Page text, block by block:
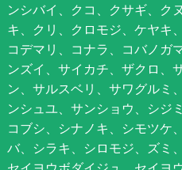
ンシバイ、クコ、クサギ、ク
キ、クリ、クロモジ、ケヤキ
コデマリ、コナラ、コバノガ
ンズイ、サイカチ、ザクロ、
ン、サルスベリ、サワグルミ
ンシュユ、サンショウ、シジ
コブシ、シナノキ、シモツケ
バ、シラキ、シロモジ、ズミ